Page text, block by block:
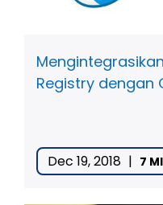
Registry dengan
Dec 19, 2018 | 7